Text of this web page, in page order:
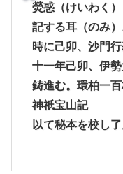
熒惑（けいわく
記する耳（のみ）
時に己卯、沙門
十一年己卯、伊
鋳進む。環柏一
神祇宝山記
以て秘本を校し